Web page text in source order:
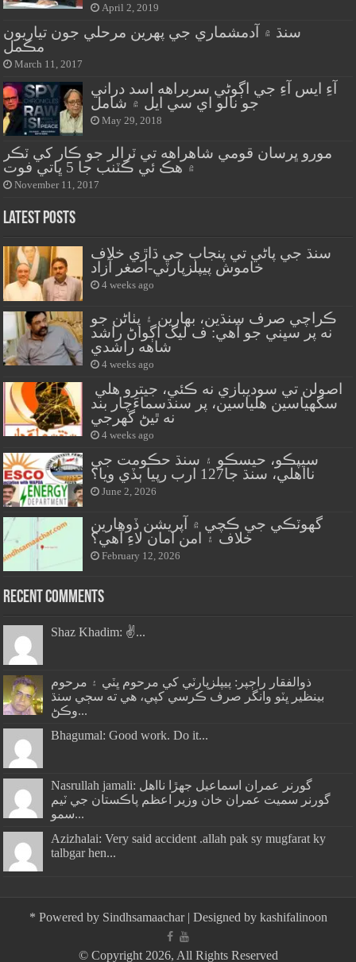
April 2, 2019
سنڌ ۾ آدمشماري جي پهرين مرحلي جون تياريون
مڪمل
March 11, 2017
آءِ ايس آءِ جي اڳوڻي سربراهه اسد دراني
جو نالو اي سي ايل ۾ شامل
May 29, 2018
مورو ڀرسان قومي شاهراهه تي ٽرالر جو ڪار کي ٽڪر
۾ هڪ ئي ڪٽنب جا 5 ڀاتي فوت
November 11, 2017
Latest Posts
سنڌ جي پاڻي تي پنجاب جي ڌاڙي خلاف
خاموش پيپلزپارٽي-اصغر آزاد
4 weeks ago
ڪراچي صرف سنڌين، بهارين ۽ پٺاڻن جو
نه پر سڀني جو آهي: ف ليگ اڳواڻ راشد
شاهه راشدي
4 weeks ago
سگهياسين هلياسين، پر سنڌسماءَچار بند
نه ٿيڻ گهرجي
4 weeks ago
سيپڪو، حيسڪو ۽ سنڌ حڪومت جي
نااهلي، سنڌ جا127 ارب رپيا ٻڏي ويا؟
June 2, 2026
گهوٽڪي جي ڪچي ۾ آپريشن ڏوهارين
خلاف ۽ امن امان لاءِ آهي؟
February 12, 2026
Recent Comments
Shaz Khadim: ✌️...
ذوالفقار راڄپر: پيپلزپارٽي کي مرحوم ڀٽي ۽ مرحوم
بينظير ڀٽو وانگر صرف ڪرسي کپي، هي ته سڄي سنڌ
وڪڻ...
Bhagumal: Good work. Do it...
Nasrullah jamali: گورنر عمران اسماعيل جھڙا نااهل
گورنر سميت عمران خان وزير اعظم پاڪستان جي ٽيم
سمو...
Azizhalai: Very said accident .allah pak sy mugfarat ky
talbgar hen...
* Powered by Sindhsamaachar| Designed by kashifalinoon
© Copyright 2026, All Rights Reserved